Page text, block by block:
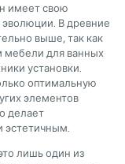
имеет свою
В древние
выше, так как
мебели для ванных
установки.
оптимальную
элементов
делает
эстетичным.
лишь один из